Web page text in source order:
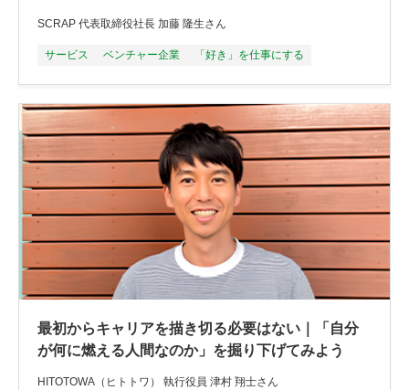
SCRAP 代表取締役社長 加藤 隆生さん
サービス ベンチャー企業 「好き」を仕事にする
最初からキャリアを描き切る必要はない｜「自分
が何に燃える人間なのか」を掘り下げてみよう
HITOTOWA（ヒトトワ） 執行役員 津村 翔士さん